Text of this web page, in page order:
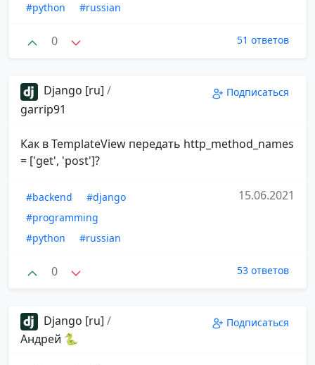
#python
#russian
0 51 ответов
Django [ru] /
garrip91
Подписаться
Как в TemplateView передать http_method_names
= ['get', 'post']?
#backend
#django
#programming
#python
#russian
15.06.2021
0 53 ответов
Django [ru] /
Андрей 🐍
Подписаться